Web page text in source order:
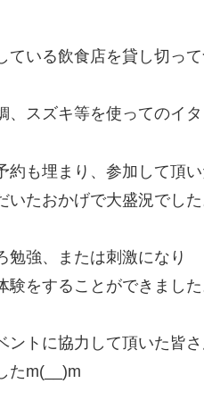
いる飲食店を貸し切って
スズキ等を使ってのイタ
約も埋まり、参加して頂
たおかげで大盛況でした
勉強、または刺激になり
をすることができました
ントに協力して頂いた皆
たm(__)m